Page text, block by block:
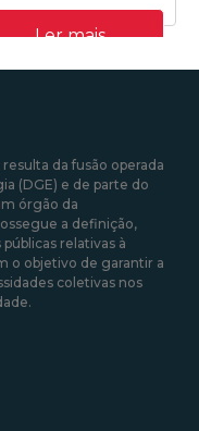
n.º
2020: Regras
2020 12:00:00
Ler mais
da fusão operada
(DGE) e de parte do
órgão da
a definição,
relativas à
o objetivo de garantir a
coletivas nos